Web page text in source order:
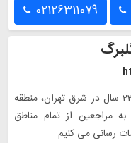
02126311079
مفتخریم 23 سال در شرق تهران، منطقه
به مراجعین از تمام مناطق
رسانی می کنیم